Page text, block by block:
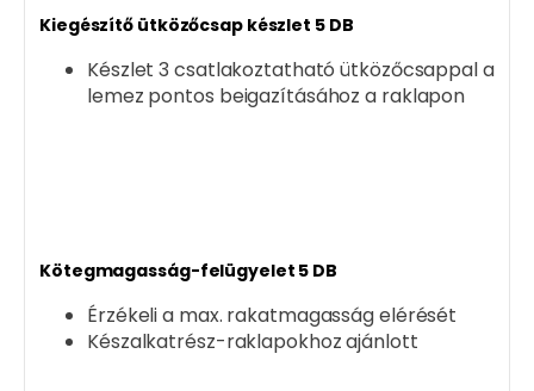
Kiegészítő ütközőcsap készlet 5 DB
Készlet 3 csatlakoztatható ütközőcsappal a
lemez pontos beigazításához a raklapon
Kötegmagasság-felügyelet 5 DB
Érzékeli a max. rakatmagasság elérését
Készalkatrész-raklapokhoz ajánlott